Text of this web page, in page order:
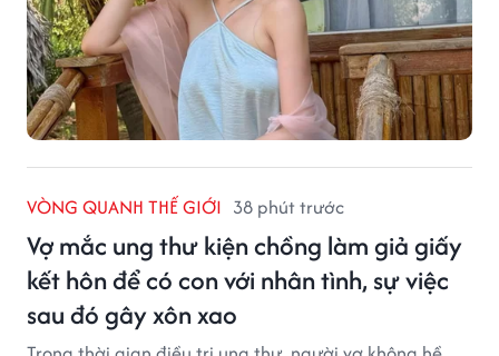
VÒNG QUANH THẾ GIỚI 38 phút trước
Vợ mắc ung thư kiện chồng làm giả giấy
kết hôn để có con với nhân tình, sự việc
sau đó gây xôn xao